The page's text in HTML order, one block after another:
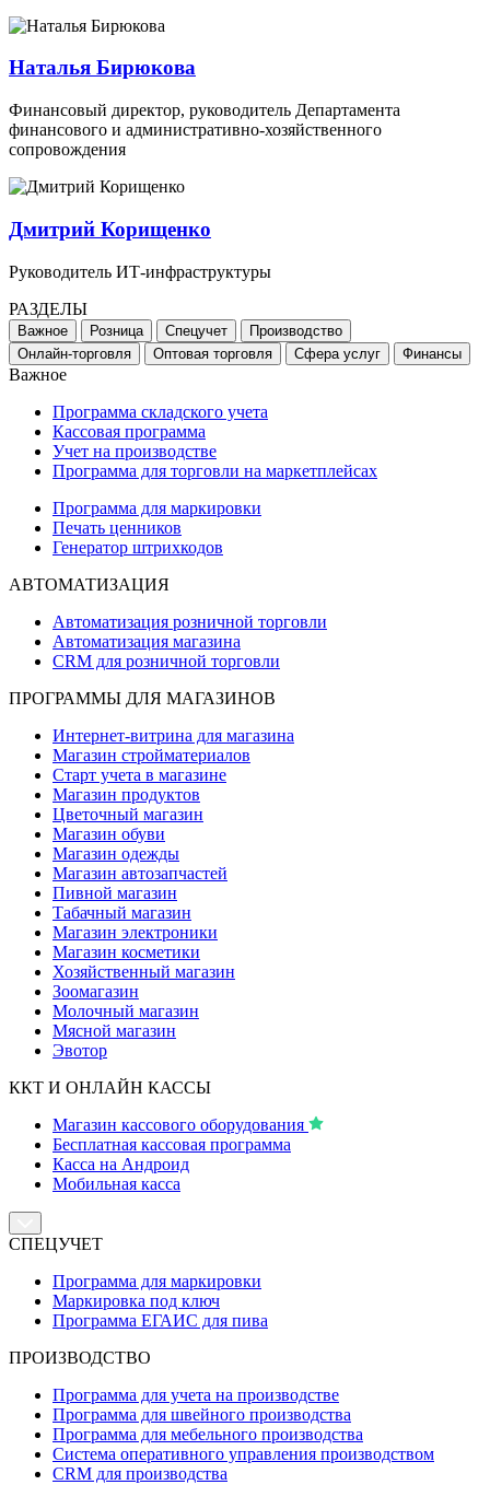
Наталья Бирюкова
Финансовый директор, руководитель Департамента
финансового и административно-хозяйственного
сопровождения
Дмитрий Корищенко
Руководитель ИТ-инфраструктуры
РАЗДЕЛЫ
Важное Розница Спецучет
Производство
Онлайн-торговля
Оптовая торговля Сфера услуг Финансы
Важное
Программа складского учета
Кассовая программа
Учет на производстве
Программа для торговли на маркетплейсах
Программа для маркировки
Печать ценников
Генератор штрихкодов
АВТОМАТИЗАЦИЯ
Автоматизация розничной торговли
Автоматизация магазина
CRM для розничной торговли
ПРОГРАММЫ ДЛЯ МАГАЗИНОВ
Интернет-витрина для магазина
Магазин стройматериалов
Старт учета в магазине
Магазин продуктов
Цветочный магазин
Магазин обуви
Магазин одежды
Магазин автозапчастей
Пивной магазин
Табачный магазин
Магазин электроники
Магазин косметики
Хозяйственный магазин
Зоомагазин
Молочный магазин
Мясной магазин
Эвотор
ККТ И ОНЛАЙН КАССЫ
Магазин кассового оборудования
Бесплатная кассовая программа
Касса на Андроид
Мобильная касса
СПЕЦУЧЕТ
Программа для маркировки
Маркировка под ключ
Программа ЕГАИС для пива
ПРОИЗВОДСТВО
Программа для учета на производстве
Программа для швейного производства
Программа для мебельного производства
Система оперативного управления производством
CRM для производства